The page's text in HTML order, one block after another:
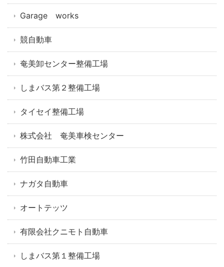
Garage works
競自動車
奄美卸センター整備工場
しまバス第２整備工場
タイセイ整備工場
株式会社 奄美車検センター
竹田自動車工業
ナガタ自動車
オートテッツ
有限会社クニモト自動車
しまバス第１整備工場